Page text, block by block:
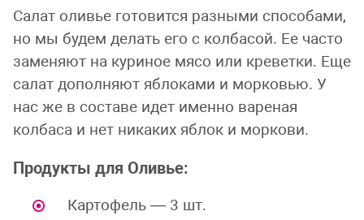
Салат оливье готовится разными способами,
но мы будем делать его с колбасой. Ее часто
заменяют на куриное мясо или креветки. Еще
салат дополняют яблоками и морковью. У
нас же в составе идет именно вареная
колбаса и нет никаких яблок и моркови.
Продукты для Оливье:
Картофель — 3 шт.